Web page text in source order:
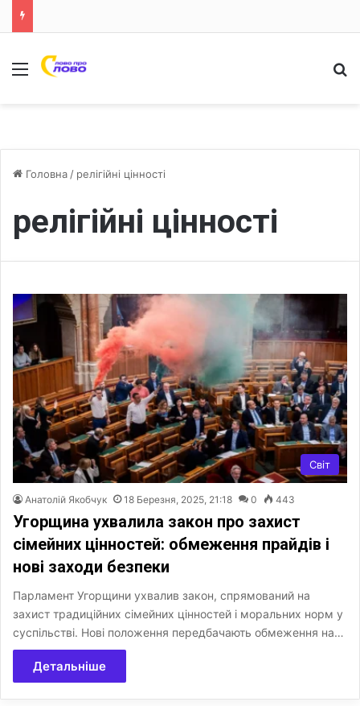
Меню
Головна / релігійні цінності
релігійні цінності
Світ
Анатолій Якобчук 18 Березня, 2025, 21:18 0 443
Угорщина ухвалила закон про захист
сімейних цінностей: обмеження прайдів і
нові заходи безпеки
Парламент Угорщини ухвалив закон, спрямований на
захист традиційних сімейних цінностей і моральних норм у
суспільстві. Нові положення передбачають обмеження на…
Детальніше